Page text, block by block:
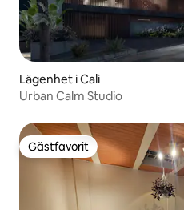
Lägenhet i Cali
Urban Calm Studio
Gästfavorit
Gästfavorit